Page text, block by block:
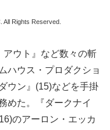
All Rights Reserved.
アウト』など数々の斬
ハウス・プロダクショ
ウン』(15)などを手掛
めた。『ダークナイ
のアーロン・エッカ